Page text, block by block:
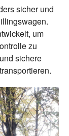
sicher und
um
zu
sichere